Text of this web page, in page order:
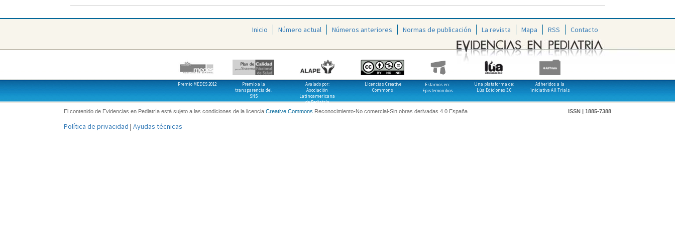
Inicio Número actual Números anteriores Normas de publicación La revista Mapa RSS Contacto
Premio MEDES 2012
Premio a la
transparencia del
SNS
Avalado por:
Asociación
Latinoamericana
de Pediatría
Licencias Creative
Commons
Estamos en:
Epistemonikos
Una plataforma de:
Lúa Ediciones 3.0
Adheridos a la
iniciativa All Trials
El contenido de Evidencias en Pediatría está sujeto a las condiciones de la licencia Creative Commons Reconocimiento-No comercial-Sin obras derivadas 4.0 España ISSN | 1885-7388
Política de privacidad | Ayudas técnicas